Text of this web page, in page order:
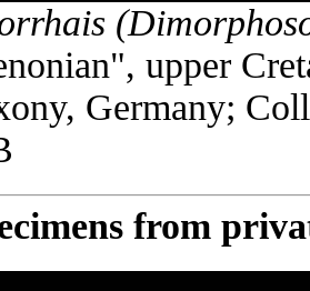
upper
Germany;
from